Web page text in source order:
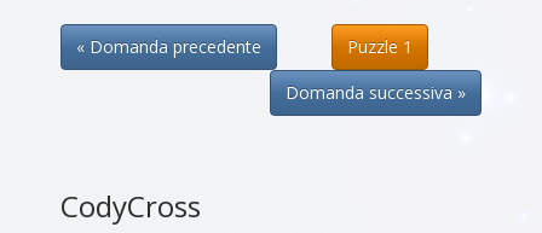
« Domanda precedente
Puzzle 1
Domanda successiva »
CodyCross